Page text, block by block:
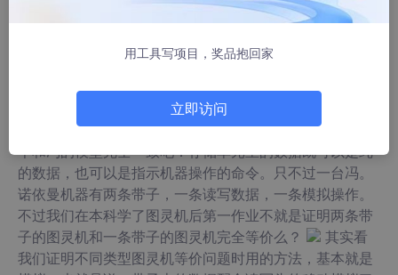
冯.诺依曼的模型并不是计算模型吧？它只是计算模型的一
机的计算模型。简单对比一下，两者都依赖于状态的改
变。我记得图灵机不就是用读写头去改变带子上的状态
么？而带子上的状态也可以指示读写头到底怎么操作。这
个和冯的模型完全一致吧：存储单元里的数据既可以是纯
的数据，也可以是指示机器操作的命令。只不过一台冯。
诺依曼机器有两条带子，一条读写数据，一条模拟操作。
不过我们在本科学了图灵机后第一作业不就是证明两条带
子的图灵机和一条带子的图灵机完全等价么？
其实看
我们证明不同类型图灵机等价问题时用的方法，基本就是
用工具写项目，奖品抱回家
立即访问